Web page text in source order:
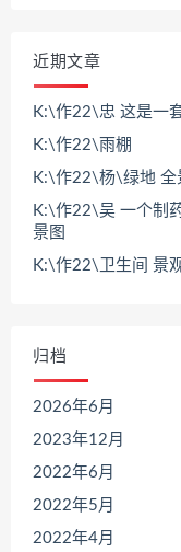
近期文章
K:\作22\忠 这是一
K:\作22\雨棚
K:\作22\杨\绿地 全
K:\作22\吴 一个制
景图
K:\作22\卫生间 景
归档
2026年6月
2023年12月
2022年6月
2022年5月
2022年4月